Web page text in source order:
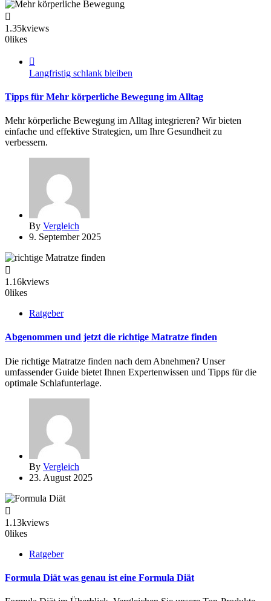
1.35kviews
0likes
Langfristig schlank bleiben
Tipps für Mehr körperliche Bewegung im Alltag
Mehr körperliche Bewegung im Alltag integrieren? Wir bieten
einfache und effektive Strategien, um Ihre Gesundheit zu
verbessern.
By Vergleich
9. September 2025
1.16kviews
0likes
Ratgeber
Abgenommen und jetzt die richtige Matratze finden
Die richtige Matratze finden nach dem Abnehmen? Unser
umfassender Guide bietet Ihnen Expertenwissen und Tipps für die
optimale Schlafunterlage.
By Vergleich
23. August 2025
1.13kviews
0likes
Ratgeber
Formula Diät was genau ist eine Formula Diät